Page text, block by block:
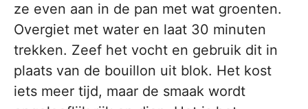
ze even aan in de pan met wat groenten.
Overgiet met water en laat 30 minuten
trekken. Zeef het vocht en gebruik dit in
plaats van de bouillon uit blok. Het kost
iets meer tijd, maar de smaak wordt